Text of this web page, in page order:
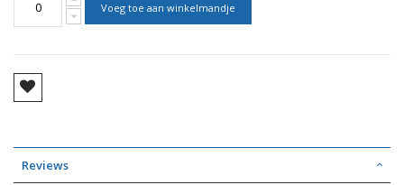
Voeg toe aan winkelmandje
Reviews